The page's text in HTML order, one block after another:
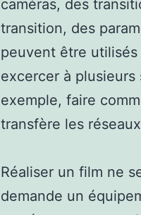
caméras, des
transition, des
peuvent être utilisés
excercer à
exemple, faire
transfère les
Réaliser un film ne
demande un